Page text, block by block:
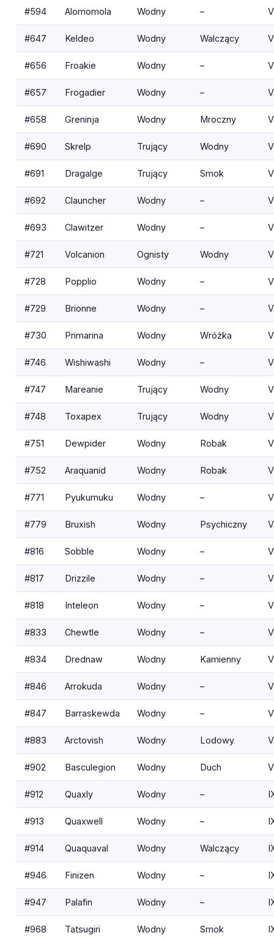
#594 Alomomola Wodny – V
#647 Keldeo Wodny Walczący V
#656 Froakie Wodny –
#657 Frogadier Wodny –
#658 Greninja Wodny Mroczny
#690 Skrelp Trujący Wodny
#691 Dragalge Trujący Smok
#692 Clauncher Wodny –
#693 Clawitzer Wodny –
#721 Volcanion Ognisty Wodny
#728 Popplio Wodny –
#729 Brionne Wodny –
#730 Primarina Wodny Wróżka
#746 Wishiwashi Wodny –
#747 Mareanie Trujący Wodny
#748 Toxapex Trujący Wodny
#751 Dewpider Wodny Robak
#752 Araquanid Wodny Robak
#771 Pyukumuku Wodny –
#779 Bruxish Wodny Psychiczny
#816 Sobble Wodny –
#817 Drizzile Wodny –
#818 Inteleon Wodny –
#833 Chewtle Wodny –
#834 Drednaw Wodny Kamienny
#846 Arrokuda Wodny –
#847 Barraskewda Wodny –
#883 Arctovish Wodny Lodowy
#902 Basculegion Wodny Duch
#912 Quaxly Wodny –
#913 Quaxwell Wodny –
#914 Quaquaval Wodny Walczący
#946 Finizen Wodny –
#947 Palafin Wodny –
#968 Tatsugiri Wodny Smok